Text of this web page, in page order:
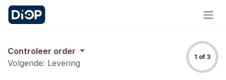
Overslaan naar inhoud
Controleer order
Volgende: Levering
1 of 3